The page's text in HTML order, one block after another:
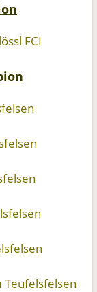
FCI
Teufelsfelsen